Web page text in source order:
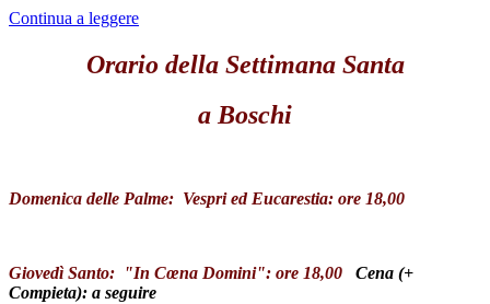
Continua a leggere
Orario della Settimana Santa
a Boschi
Domenica delle Palme: Vespri ed Eucarestia: ore 18,00
Giovedì Santo: "In Cœna Domini": ore 18,00
Cena (+
Compieta): a seguire